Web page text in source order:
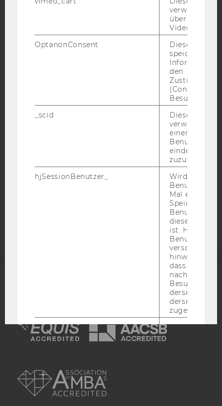
Bluesky
BARRIEREFREIHEITSERKLÄRUNG WEBSEITE
DATENSCHUTZERKLÄRUNG SOCIAL MEDIA
STUDIENBEWERBER*INNEN UND STUDIERENDE
COOKIE EINSTELLUNGEN
Barrierefreiheitserklärung
verwendet,
überprüfen,
Video
OptanonConsent
Dieses Cookie
speichert
den
(Consent)
Besuchers.
_scid
Dieses
verwendet,
einem/einer
Benutzer*in
eindeutige ID
zuzuweisen
hjSessionBenutzer_
Wird gesetzt,
Benutzer
Mal eine
Speichert die
Benutzer-ID,
diese Seite
ist. Hotjar
Benutzer
verschiedene
hinweg.Stellt
dass Daten
Besuchen auf
derselben
derselben
zugeordnet
_hjid
Dies ist ein